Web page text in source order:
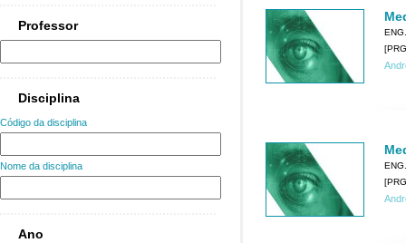
Professor
Disciplina
Código da disciplina
Nome da disciplina
Ano